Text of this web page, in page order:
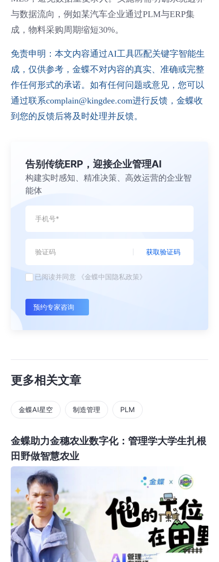
与数据流向，例如某汽车企业通过PLM与ERP集
成，物料采购周期缩短30%。
免责申明：本文内容通过AI工具匹配关键字智能生
成，仅供参考，金蝶不对内容的真实、准确或完整
作任何形式的承诺。如有任何问题或意见，您可以
通过联系complain@kingdee.com进行反馈，金蝶收
到您的反馈后将及时处理并反馈。
告别传统ERP，迎接企业管理AI
构建实时感知、精准决策、高效运营的企业智
能体
获取验证码
已阅读并同意 《金蝶中国隐私政策》
预约专家咨询
更多相关文章
金蝶AI星空 制造管理 PLM
金蝶助力金穗农业数字化：管理学大学生扎根
田野做智慧农业